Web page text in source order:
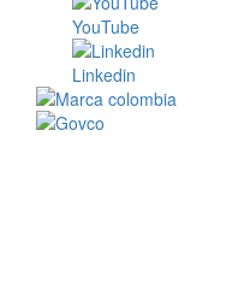
YouTube
Linkedin